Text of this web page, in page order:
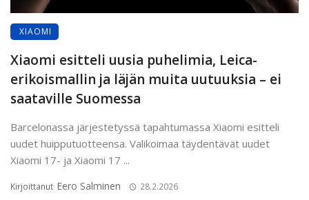
XIAOMI
Xiaomi esitteli uusia puhelimia, Leica-
erikoismallin ja läjän muita uutuuksia – ei
saataville Suomessa
Barcelonassa järjestetyssä tapahtumassa Xiaomi esitteli
uudet huipputuotteensa. Valikoimaa täydentävät uudet
Xiaomi 17- ja Xiaomi 17 ...
Kirjoittanut Eero Salminen 28.2.2026